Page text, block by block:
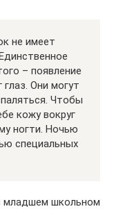
не имеет
– появление
глаз. Они могут
Чтобы
кожу вокруг
ногти. Ночью
специальных
младшем школьном